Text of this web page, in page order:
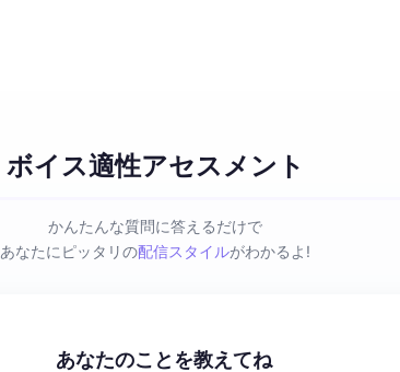
ボイス適性アセスメント
かんたんな質問に答えるだけで
あなたにピッタリの配信スタイルがわかるよ!
あなたのことを教えてね